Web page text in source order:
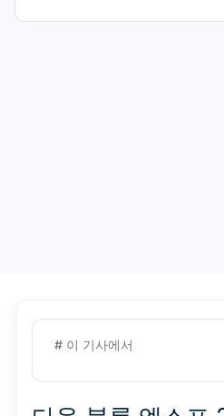
# 이 기사에서